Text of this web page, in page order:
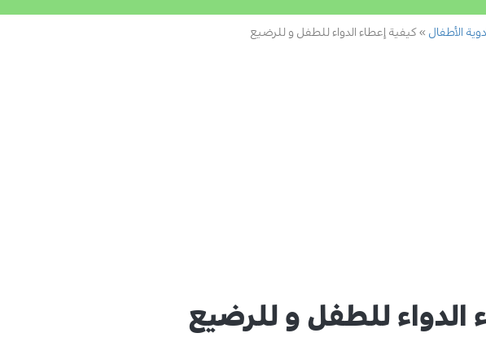
ادوية الأطفال كيفية إعطاء الدواء للطفل و للرضيع
الدواء للطفل و للرضيع